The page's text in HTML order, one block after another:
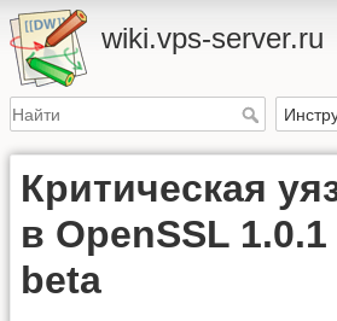
wiki.vps-server.ru
Критическая
в OpenSSL
beta